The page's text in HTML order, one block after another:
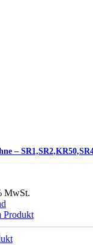
–
MwSt.
Produkt